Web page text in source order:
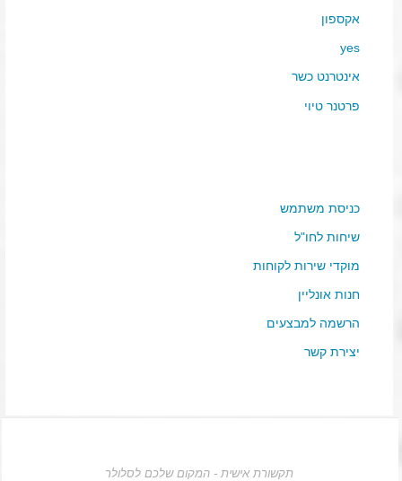
אקספון
yes
אינטרנט כשר
פרטנר טיוי
כניסת משתמש
שיחות לחו"ל
מוקדי שירות לקוחות
חנות אונליין
הרשמה למבצעים
יצירת קשר
תקשורת אישית - המקום שלכם לסלולר